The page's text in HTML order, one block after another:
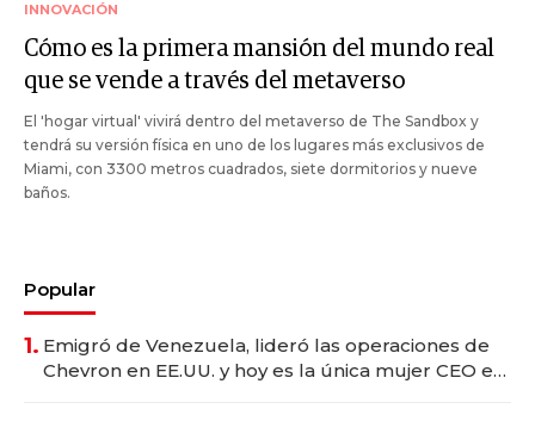
INNOVACIÓN
Cómo es la primera mansión del mundo real
que se vende a través del metaverso
El 'hogar virtual' vivirá dentro del metaverso de The Sandbox y
tendrá su versión física en uno de los lugares más exclusivos de
Miami, con 3300 metros cuadrados, siete dormitorios y nueve
baños.
Popular
1. Emigró de Venezuela, lideró las operaciones de
Chevron en EE.UU. y hoy es la única mujer CEO en